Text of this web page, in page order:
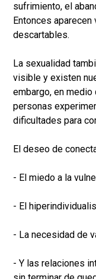
sufrimiento, el
Entonces
descartables.
La sexualidad
visible y existen
embargo, en medio
personas
dificultades para
El deseo de
- El miedo a la
- El
- La necesidad de
- Y las relaciones